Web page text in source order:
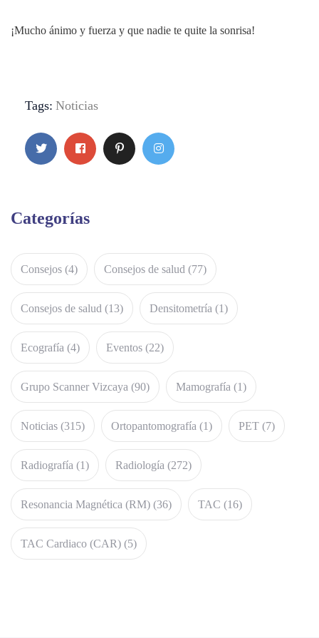
¡Mucho ánimo y fuerza y que nadie te quite la sonrisa!
Tags: Noticias
Categorías
Consejos (4) Consejos de salud (77)
Consejos de salud (13) Densitometría (1)
Ecografía (4) Eventos (22)
Grupo Scanner Vizcaya (90) Mamografía (1)
Noticias (315) Ortopantomografía (1) PET (7)
Radiografía (1) Radiología (272)
Resonancia Magnética (RM) (36) TAC (16)
TAC Cardiaco (CAR) (5)